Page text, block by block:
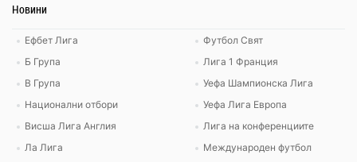
Новини
Ефбет Лига
Б Група
В Група
Национални отбори
Висша Лига Англия
Ла Лига
Футбол Свят
Лига 1 Франция
Уефа Шампионска Лига
Уефа Лига Европа
Лига на конференциите
Международен футбол